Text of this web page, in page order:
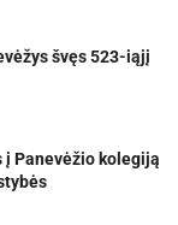
švęs 523-iąjį
Panevėžio kolegiją